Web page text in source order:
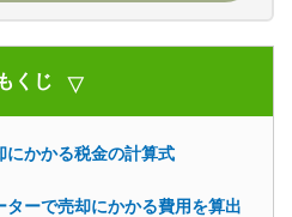
もくじ
にかかる税金の計算式
ターで売却にかかる費用を算出